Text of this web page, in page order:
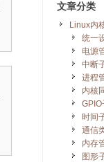
文章分类
Linux内
统一
电源
中断
进程
内核
时间
通信
内存
图形